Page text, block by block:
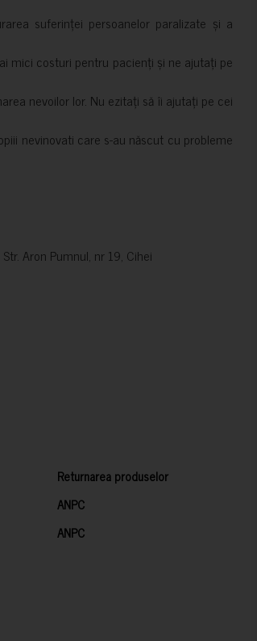
suferinței persoanelor paralizate și a
mici costuri pentru pacienți și ne ajutați pe
nevoilor lor. Nu ezitați să îi ajutați pe cei
nevinovati care s-au născut cu probleme
Pumnul, nr 19, Cihei
Returnarea produselor
ANPC
ANPC